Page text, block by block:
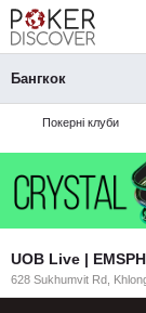
Бангкок
Покерні клуби
UOB Live |
628 Sukhumvit Rd,